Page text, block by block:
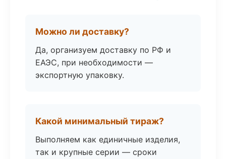
Можно ли доставку?
Да, организуем доставку по РФ и
ЕАЭС, при необходимости —
экспортную упаковку.
Какой минимальный тираж?
Выполняем как единичные изделия,
так и крупные серии — сроки